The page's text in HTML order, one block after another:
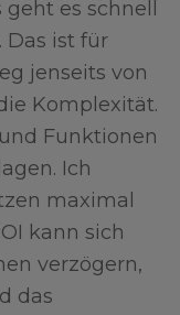
es schnell
Das ist für
jenseits von
Komplexität.
Funktionen
Ich
maximal
kann sich
verzögern,
das